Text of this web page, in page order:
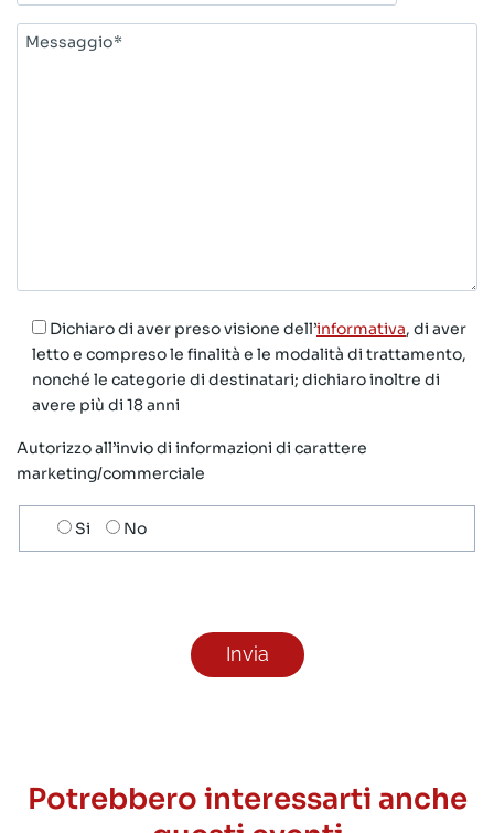
Messaggio*
Dichiaro di aver preso visione dell’informativa, di aver
letto e compreso le finalità e le modalità di trattamento,
nonché le categorie di destinatari; dichiaro inoltre di
avere più di 18 anni
Autorizzo all’invio di informazioni di carattere
marketing/commerciale
Scelta
invio
Si No
Potrebbero interessarti anche